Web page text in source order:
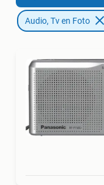
Audio, Tv en Foto